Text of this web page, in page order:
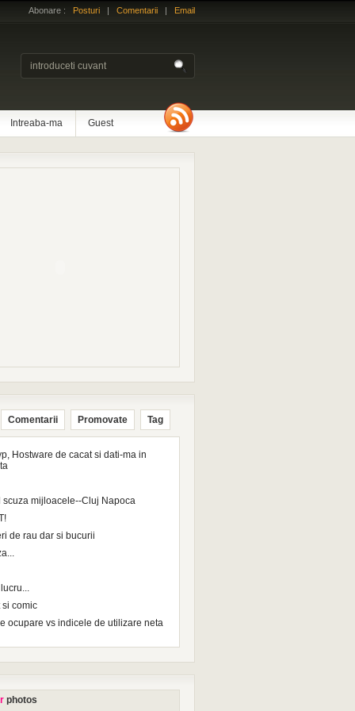
Abonare : Posturi | Comentarii | Email
Intreaba-ma Guest
Comentarii Promovate Tag
Hostware de cacat si dati-ma in
scuza mijloacele--Cluj Napoca
de rau dar si bucurii
si comic
ocupare vs indicele de utilizare neta
r photos